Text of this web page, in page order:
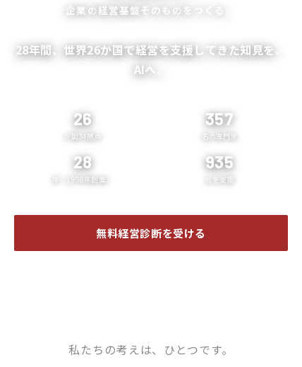
企業の 経営基盤そのもの をつくる。
28年間、世界26か国で経営を支援してきた知見を、
AIへ。
26
か国34拠点
357
名の専門家
28
年（1998年創業）
935
社を支援
無料経営診断を受ける
私たちの考えは、ひとつです。